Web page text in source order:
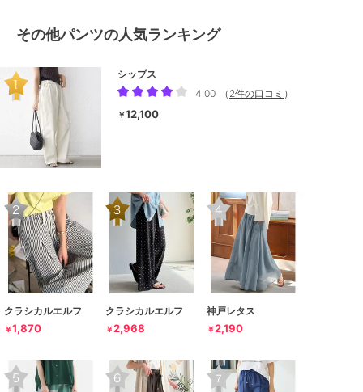
その他パンツの人気ランキング
シップス
4.00
（ 2件の口コミ ）
￥12,100
クラシカルエルフ
￥1,870
クラシカルエルフ
￥2,968
神戸レタス
￥2,190